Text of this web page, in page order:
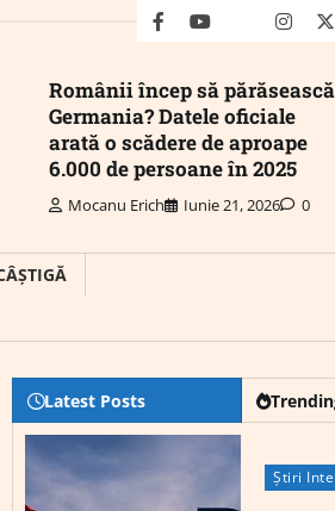
facebookyoutubeMail
Românii încep să părăsească
Germania? Datele oficiale
arată o scădere de aproape
6.000 de persoane în 2025
Mocanu Erich Iunie 21, 2026 0
Latest Posts
Știri